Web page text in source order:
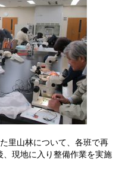
里山林について、各班で再
現地に入り整備作業を実施